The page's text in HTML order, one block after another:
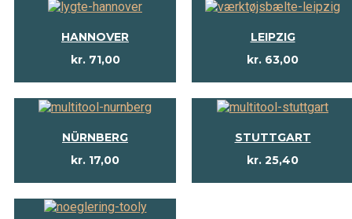
HANNOVER
kr.71,00
LEIPZIG
kr. 63,00
NÜRNBERG
kr. 17,00
STUTTGART
kr. 25,40